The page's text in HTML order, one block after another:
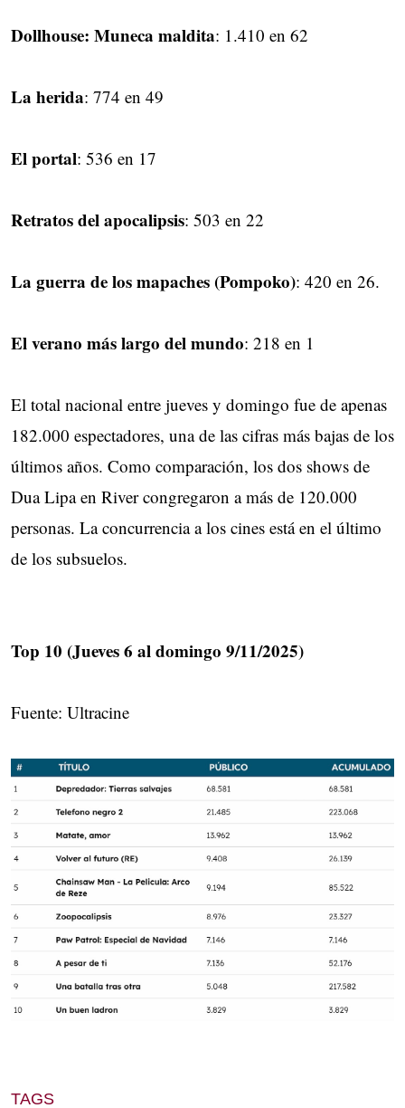
Dollhouse: Muneca maldita: 1.410 en 62
La herida: 774 en 49
El portal: 536 en 17
Retratos del apocalipsis: 503 en 22
La guerra de los mapaches (Pompoko): 420 en 26.
El verano más largo del mundo: 218 en 1
El total nacional entre jueves y domingo fue de apenas
182.000 espectadores, una de las cifras más bajas de los
últimos años. Como comparación, los dos shows de
Dua Lipa en River congregaron a más de 120.000
personas. La concurrencia a los cines está en el último
de los subsuelos.
Top 10 (Jueves 6 al domingo 9/11/2025)
Fuente: Ultracine
TAGS